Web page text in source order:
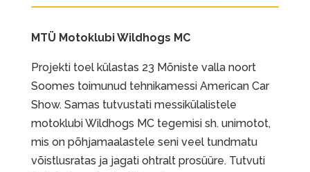
MTÜ Motoklubi Wildhogs MC
Projekti toel külastas 23 Mõniste valla noort
Soomes toimunud tehnikamessi American Car
Show. Samas tutvustati messikülalistele
motoklubi Wildhogs MC tegemisi sh. unimotot,
mis on põhjamaalastele seni veel tundmatu
võistlusratas ja jagati ohtralt prosüüre. Tutvuti